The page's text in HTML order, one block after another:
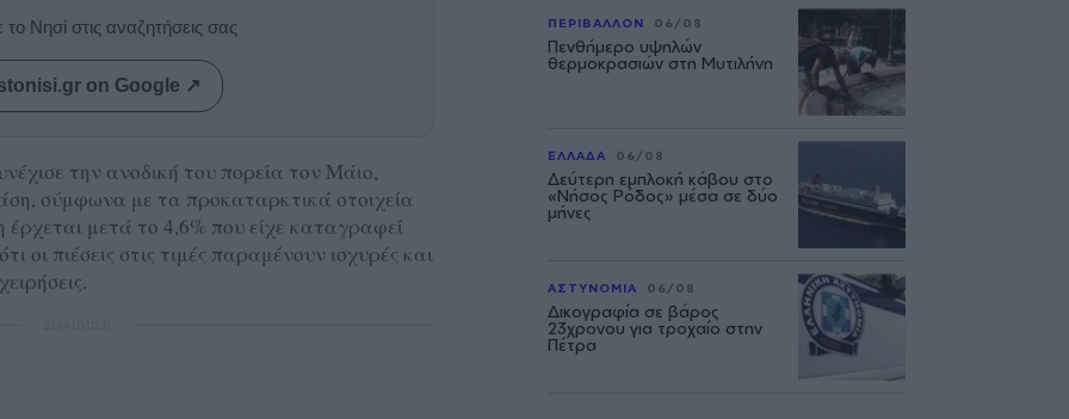
Νησί στις αναζητήσεις σας
on Google ↗
την ανοδική του πορεία τον Μάιο,
σύμφωνα με τα προκαταρκτικά στοιχεία
μετά το 4,6% που είχε καταγραφεί
οι πιέσεις στις τιμές παραμένουν ισχυρές και
ΠΕΡΙΒΑΛΛΟΝ 06/08
Πενθήμερο υψηλών
θερμοκρασιών στη Μυτιλήνη
ΕΛΛΑΔΑ 06/08
Δεύτερη εμπλοκή κάβου στο
«Νήσος Ρόδος» μέσα σε δύο
μήνες
ΑΣΤΥΝΟΜΙΑ 06/08
Δικογραφία σε βάρος
23χρονου για τροχαίο στην
Πέτρα